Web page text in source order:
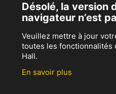
Désolé, la version
navigateur n’est
Veuillez mettre à jour
toutes les fonctionnalités
Hall.
En savoir plus